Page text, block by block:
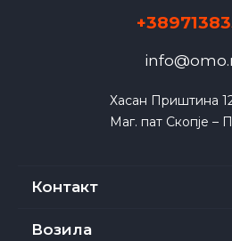
Хасан Приштина
Маг. пат Скопје –
Контакт
Возила